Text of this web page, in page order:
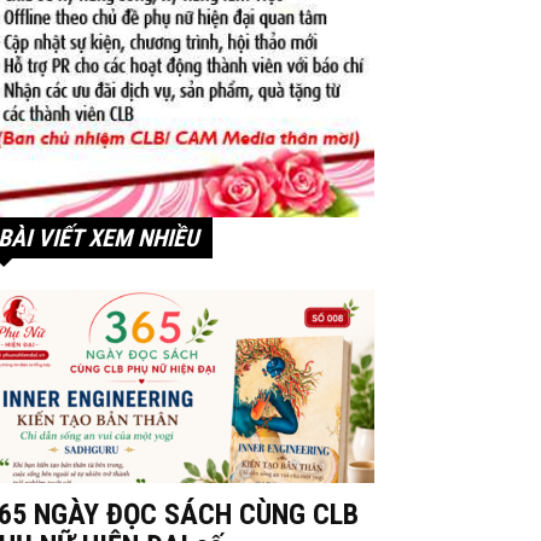
VIẾT XEM NHIỀU
NGÀY ĐỌC SÁCH CÙNG CLB